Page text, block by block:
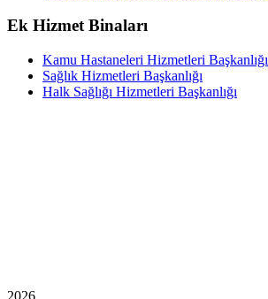
Ek Hizmet Binaları
Kamu Hastaneleri Hizmetleri Başkanlığı
Sağlık Hizmetleri Başkanlığı
Halk Sağlığı Hizmetleri Başkanlığı
2026